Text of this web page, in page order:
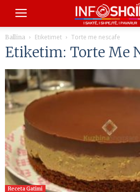
Ballina Etiketimet Torte me nescafe
Etiketim: Torte Me
Receta Gatimi